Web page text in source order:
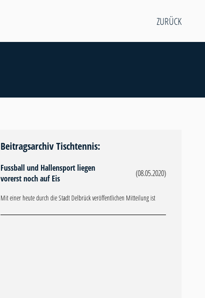
ZURÜCK
Beitragsarchiv Tischtennis:
Fussball und Hallensport liegen
vorerst noch auf Eis
(08.05.2020)
Mit einer heute durch die Stadt Delbrück veröffentlichen Mitteilung ist